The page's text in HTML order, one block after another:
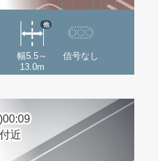
幅5.5～
13.0m
他
信号なし
近